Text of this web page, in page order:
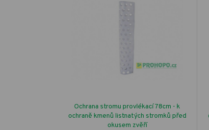
Ochrana stromu provlékací 78cm - k
ochraně kmenů listnatých stromků před
okusem zvěří